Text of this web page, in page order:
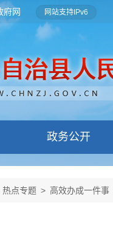
府网 网站支持IPv6
政务公开
热点专题 > 高效办成一件事